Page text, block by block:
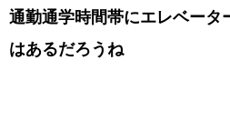
通勤通学時間帯にエレベータ
はあるだろうね